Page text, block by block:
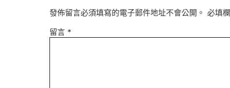
發佈留言必須填寫的電子郵件地址不會公開。 必填
留言 *